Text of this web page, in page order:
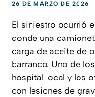
26 DE MARZO DE 2026
El siniestro ocurrió
donde una
carga de aceite de
barranco. Uno de
hospital local y los
con lesiones de